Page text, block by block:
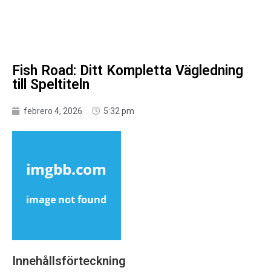
Fish Road: Ditt Kompletta Vägledning
till Speltiteln
febrero 4, 2026 5:32 pm
Innehållsförteckning